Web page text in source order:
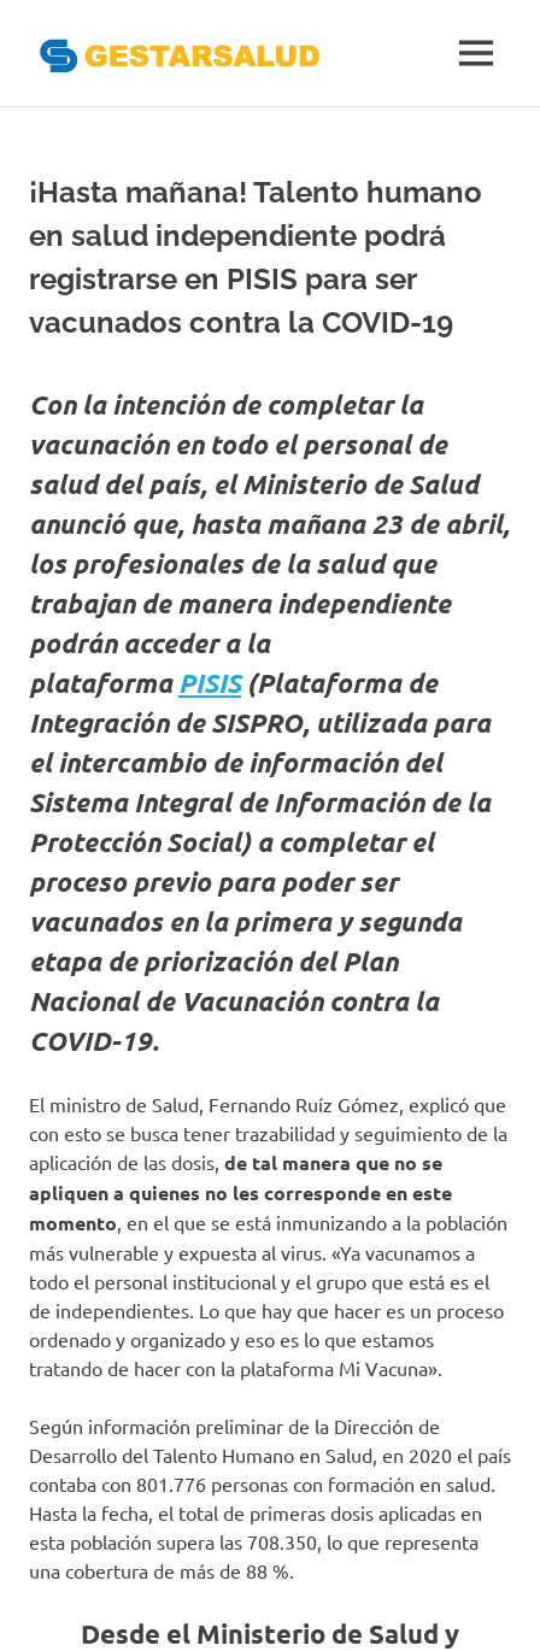
contenido
del
Aseguramiento
de
la
Salud
MENÚ
¡Hasta mañana! Talento humano
en salud independiente podrá
registrarse en PISIS para ser
vacunados contra la COVID-19
Con la intención de completar la
vacunación en todo el personal de
salud del país, el Ministerio de Salud
anunció que, hasta mañana 23 de abril,
los profesionales de la salud que
trabajan de manera independiente
podrán acceder a la
plataforma PISIS(Plataforma de
Integración de SISPRO, utilizada para
el intercambio de información del
Sistema Integral de Información de la
Protección Social) a completar el
proceso previo para poder ser
vacunados en la primera y segunda
etapa de priorización del Plan
Nacional de Vacunación contra la
COVID-19.
El ministro de Salud, Fernando Ruíz Gómez, explicó que
con esto se busca tener trazabilidad y seguimiento de la
aplicación de las dosis, de tal manera que no se
apliquen a quienes no les corresponde en este
momento, en el que se está inmunizando a la población
más vulnerable y expuesta al virus. «Ya vacunamos a
todo el personal institucional y el grupo que está es el
de independientes. Lo que hay que hacer es un proceso
ordenado y organizado y eso es lo que estamos
tratando de hacer con la plataforma Mi Vacuna».
Según información preliminar de la Dirección de
Desarrollo del Talento Humano en Salud, en 2020 el país
contaba con 801.776 personas con formación en salud.
Hasta la fecha, el total de primeras dosis aplicadas en
esta población supera las 708.350, lo que representa
una cobertura de más de 88 %.
Desde el Ministerio de Salud y